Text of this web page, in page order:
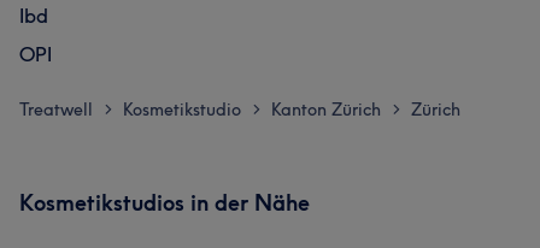
Ibd
OPI
Treatwell > Kosmetikstudio > Kanton Zürich > Zürich
Kosmetikstudios in der Nähe